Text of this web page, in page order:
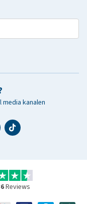
kanalen
Reviews